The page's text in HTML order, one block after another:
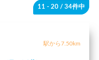
11 - 20 / 34件中
駅から7.50km